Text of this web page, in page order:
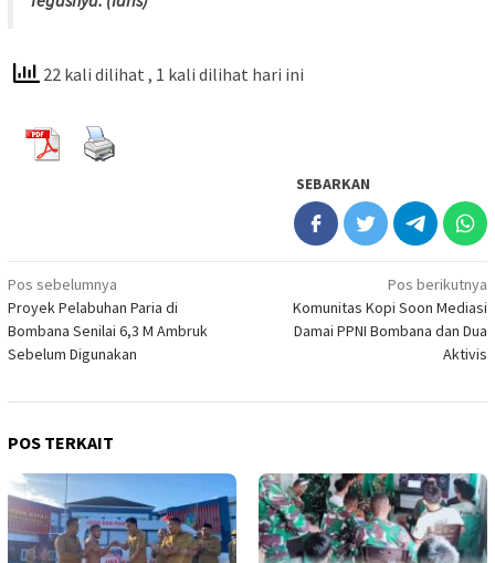
22 kali dilihat , 1 kali dilihat hari ini
SEBARKAN
Navigasi
pos
Pos sebelumnya
Proyek Pelabuhan Paria di
Bombana Senilai 6,3 M Ambruk
Sebelum Digunakan
Pos berikutnya
Komunitas Kopi Soon Mediasi
Damai PPNI Bombana dan Dua
Aktivis
POS TERKAIT